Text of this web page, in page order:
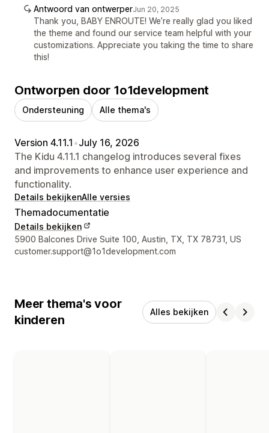
Antwoord van ontwerperJun 20, 2025
Thank you, BABY ENROUTE! We’re really glad you liked
the theme and found our service team helpful with your
customizations. Appreciate you taking the time to share
this!
Ontworpen door 1o1development
Ondersteuning Alle thema's
Version 4.11.1 •July 16, 2026
The Kidu 4.11.1 changelog introduces several fixes
and improvements to enhance user experience and
functionality.
Details bekijkenAlle versies
Themadocumentatie
Details bekijken
Contactgegevens ontwerper
5900 Balcones Drive Suite 100, Austin, TX, TX 78731, US
customer.support@1o1development.com
Meer thema's voor
kinderen
Alles bekijken